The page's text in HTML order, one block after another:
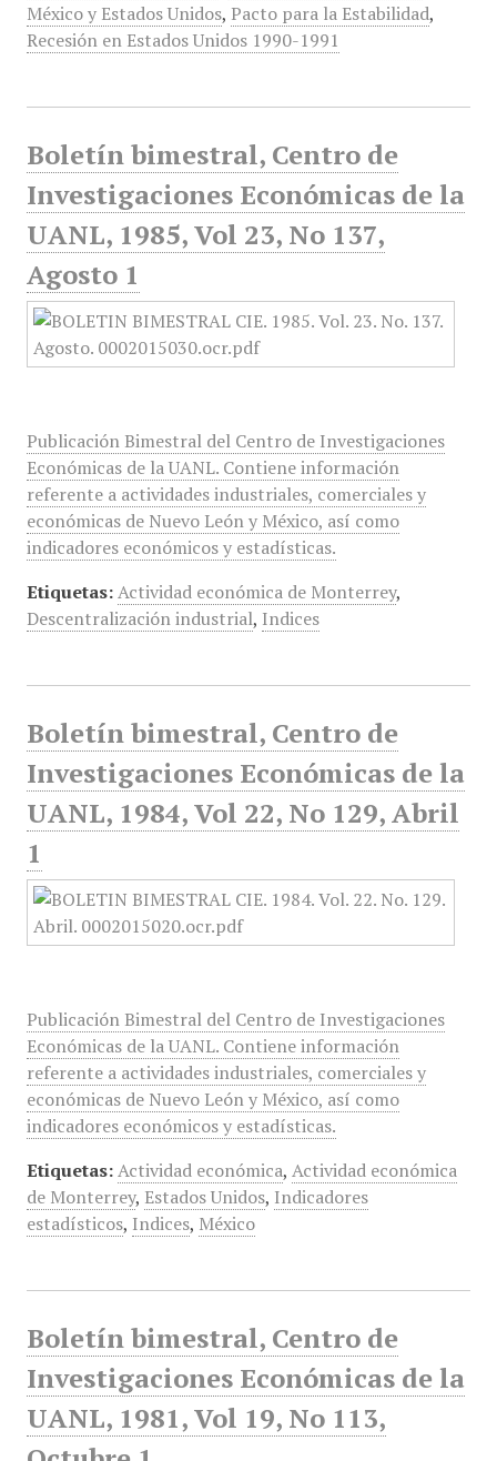
México y Estados Unidos, Pacto para la Estabilidad,
Recesión en Estados Unidos 1990-1991
Boletín bimestral, Centro de
Investigaciones Económicas de la
UANL, 1985, Vol 23, No 137,
Agosto 1
Publicación Bimestral del Centro de Investigaciones
Económicas de la UANL. Contiene información
referente a actividades industriales, comerciales y
económicas de Nuevo León y México, así como
indicadores económicos y estadísticas.
Etiquetas: Actividad económica de Monterrey,
Descentralización industrial, Indices
Boletín bimestral, Centro de
Investigaciones Económicas de la
UANL, 1984, Vol 22, No 129, Abril
1
Publicación Bimestral del Centro de Investigaciones
Económicas de la UANL. Contiene información
referente a actividades industriales, comerciales y
económicas de Nuevo León y México, así como
indicadores económicos y estadísticas.
Etiquetas: Actividad económica, Actividad económica
de Monterrey, Estados Unidos, Indicadores
estadísticos, Indices, México
Boletín bimestral, Centro de
Investigaciones Económicas de la
UANL, 1981, Vol 19, No 113,